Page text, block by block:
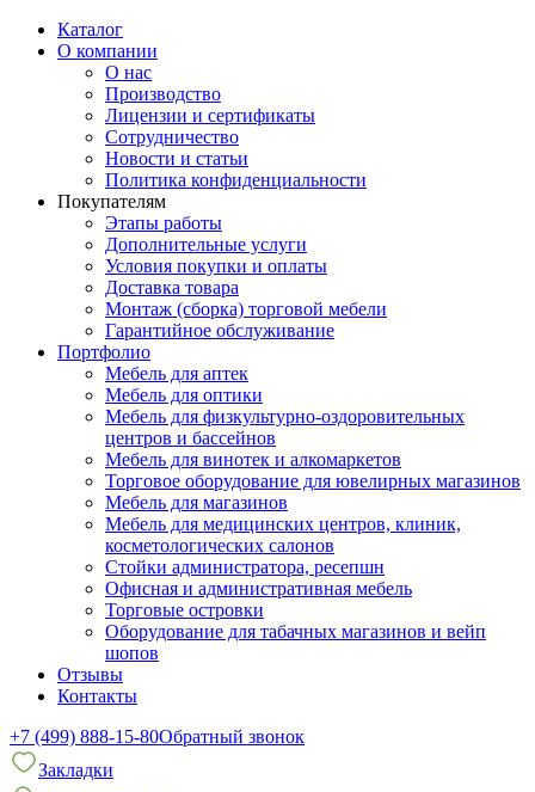
Каталог
О компании
О нас
Производство
Лицензии и сертификаты
Сотрудничество
Новости и статьи
Политика конфиденциальности
Покупателям
Этапы работы
Дополнительные услуги
Условия покупки и оплаты
Доставка товара
Монтаж (сборка) торговой мебели
Гарантийное обслуживание
Портфолио
Мебель для аптек
Мебель для оптики
Мебель для физкультурно-оздоровительных
центров и бассейнов
Мебель для винотек и алкомаркетов
Торговое оборудование для ювелирных магазинов
Мебель для магазинов
Мебель для медицинских центров, клиник,
косметологических салонов
Стойки администратора, ресепшн
Офисная и административная мебель
Торговые островки
Оборудование для табачных магазинов и вейп
шопов
Отзывы
Контакты
+7 (499) 888-15-80Обратный звонок
Закладки